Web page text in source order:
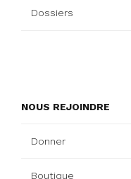
Dossiers
NOUS REJOINDRE
Donner
Boutique